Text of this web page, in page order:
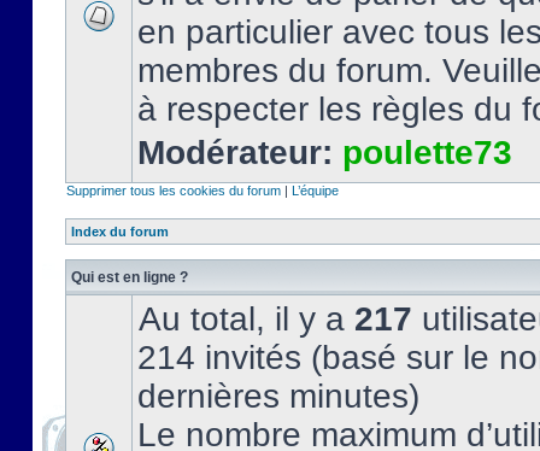
en particulier avec tous
membres du forum.
à respecter les règles du
Modérateur: poulette73
Supprimer tous les cookies du forum | L’équipe
Index du forum
Qui est en ligne ?
Au total, il y a 217
214 invités (basé sur le
dernières minutes)
Le nombre maximum